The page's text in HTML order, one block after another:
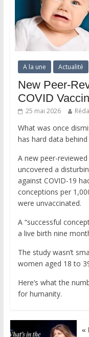
A la une Actualité
New Peer-
COVID
25 mai 2026
What was once
has hard data behind
A new peer-
uncovered a
against COVID-19
conceptions per
were unvaccinated.
A “successful
a live birth nine
The study wasn’t
women aged 18 to
Here’s what the
for humanity.
«